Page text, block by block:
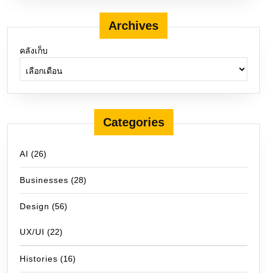
Archives
คลังเก็บ
Categories
AI (26)
Businesses (28)
Design (56)
UX/UI (22)
Histories (16)